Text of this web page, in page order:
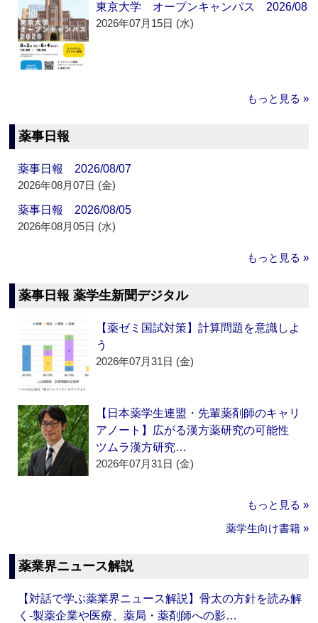
東京大学 オープンキャンパス 2026/08
2026年07月15日 (水)
もっと見る »
薬事日報
薬事日報 2026/08/07
2026年08月07日 (金)
薬事日報 2026/08/05
2026年08月05日 (水)
もっと見る »
薬事日報 薬学生新聞デジタル
【薬ゼミ国試対策】計算問題を意識しよ
う
2026年07月31日 (金)
【日本薬学生連盟・先輩薬剤師のキャリ
アノート】広がる漢方薬研究の可能性
ツムラ漢方研究…
2026年07月31日 (金)
もっと見る »
薬学生向け書籍 »
薬業界ニュース解説
【対話で学ぶ薬業界ニュース解説】骨太の方針を読み解
く‐製薬企業や医療、薬局・薬剤師への影…